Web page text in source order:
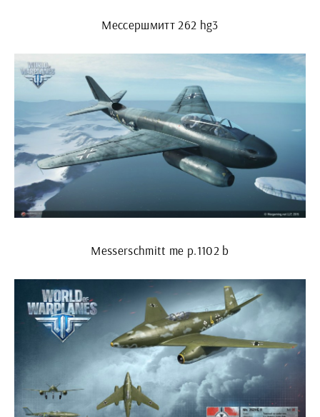
Мессершмитт 262 hg3
Messerschmitt me p.1102 b